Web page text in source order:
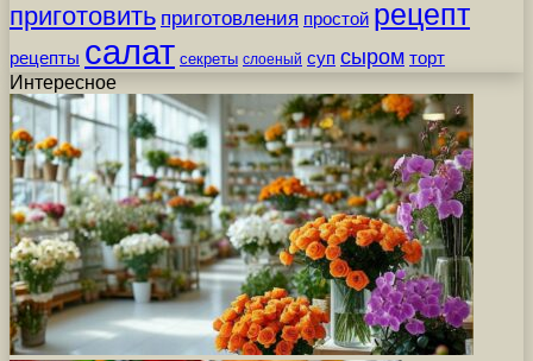
приготовить приготовления простой рецепт
рецепты салат секреты слоеный суп сыром торт
Интересное